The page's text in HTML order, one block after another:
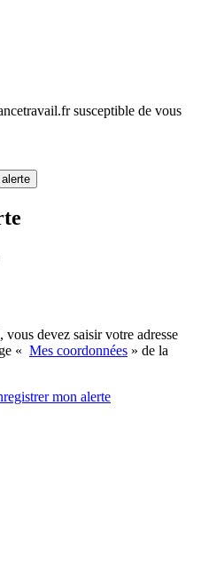
susceptible de vous
devez saisir votre adresse
« Mes coordonnées » de la
mon alerte